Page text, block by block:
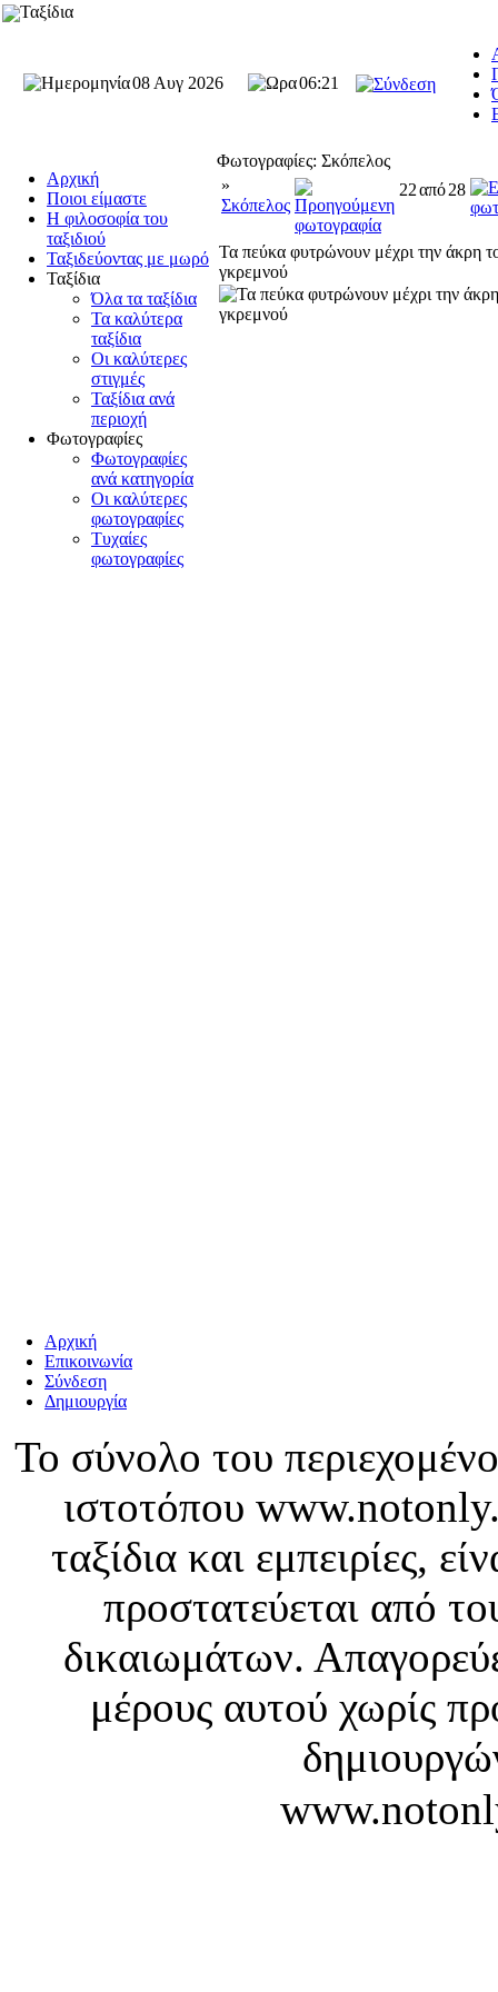
Ταξίδια
08 Αυγ 2026 06:21
Αρχική
Ποιοι είμαστε
Η φιλοσοφία του
ταξιδιού
Ταξιδεύοντας με μωρό
Ταξίδια
Όλα τα ταξίδια
Τα καλύτερα
ταξίδια
Οι καλύτερες
στιγμές
Ταξίδια ανά
περιοχή
Φωτογραφίες
Φωτογραφίες
ανά κατηγορία
Οι καλύτερες
φωτογραφίες
Τυχαίες
φωτογραφίες
Φωτογραφίες: Σκόπελος
»
Σκόπελος
22από28
Τα πεύκα φυτρώνουν μέχρι την άκρη
γκρεμνού
Αρχική
Επικοινωνία
Σύνδεση
Δημιουργία
Το σύνολο του
ιστοτόπου
ταξίδια και εμπειρίες,
προστατεύεται από
δικαιωμάτων.
μέρους αυτού χωρίς